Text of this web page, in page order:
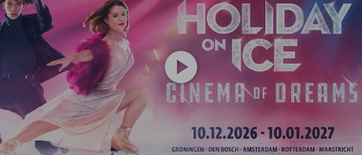
play_circle